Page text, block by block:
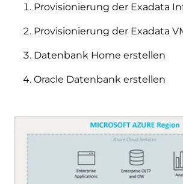
Provisionierung der Exadata
Provisionierung der Exadata
Datenbank Home erstellen
Oracle Datenbank erstellen